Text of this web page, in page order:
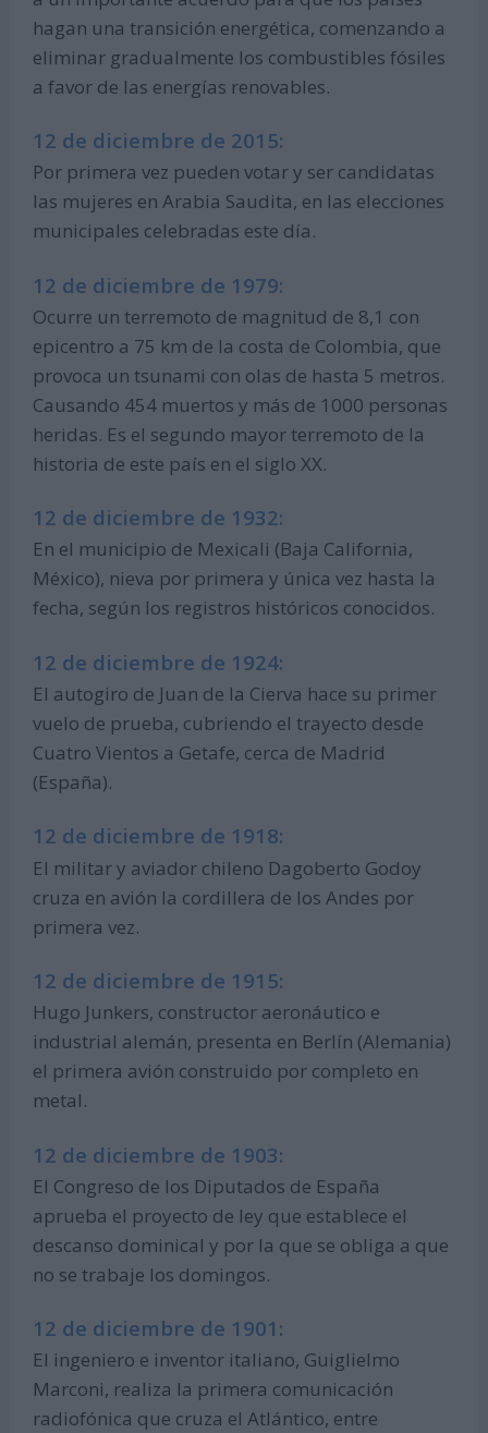
hagan una transición energética, comenzando a
eliminar gradualmente los combustibles fósiles
a favor de las energías renovables.
12 de diciembre de 2015:
Por primera vez pueden votar y ser candidatas
las mujeres en Arabia Saudita, en las elecciones
municipales celebradas este día.
12 de diciembre de 1979:
Ocurre un terremoto de magnitud de 8,1 con
epicentro a 75 km de la costa de Colombia, que
provoca un tsunami con olas de hasta 5 metros.
Causando 454 muertos y más de 1000 personas
heridas. Es el segundo mayor terremoto de la
historia de este país en el siglo XX.
12 de diciembre de 1932:
En el municipio de Mexicali (Baja California,
México), nieva por primera y única vez hasta la
fecha, según los registros históricos conocidos.
12 de diciembre de 1924:
El autogiro de Juan de la Cierva hace su primer
vuelo de prueba, cubriendo el trayecto desde
Cuatro Vientos a Getafe, cerca de Madrid
(España).
12 de diciembre de 1918:
El militar y aviador chileno Dagoberto Godoy
cruza en avión la cordillera de los Andes por
primera vez.
12 de diciembre de 1915:
Hugo Junkers, constructor aeronáutico e
industrial alemán, presenta en Berlín (Alemania)
el primera avión construido por completo en
metal.
12 de diciembre de 1903:
El Congreso de los Diputados de España
aprueba el proyecto de ley que establece el
descanso dominical y por la que se obliga a que
no se trabaje los domingos.
12 de diciembre de 1901:
El ingeniero e inventor italiano, Guiglielmo
Marconi, realiza la primera comunicación
radiofónica que cruza el Atlántico, entre